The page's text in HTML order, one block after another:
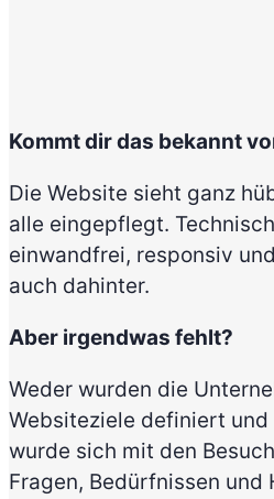
Kommt dir das bekannt
Die Website sieht ganz
alle eingepflegt.
einwandfrei, responsiv
auch dahinter.
Aber irgendwas fehlt?
Weder wurden die
Websiteziele definiert
wurde sich mit den
Fragen, Bedürfnissen und